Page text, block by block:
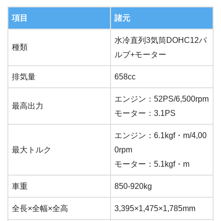
項目 諸元
種類
水冷直列3気筒DOHC12バ
ルブ+モーター
排気量 658cc
最高出力
エンジン：52PS/6,500rpm
モーター：3.1PS
最大トルク
エンジン：6.1kgf・m/4,00
0rpm
モーター：5.1kgf・m
車重 850-920kg
全長×全幅×全高 3,395×1,475×1,785mm